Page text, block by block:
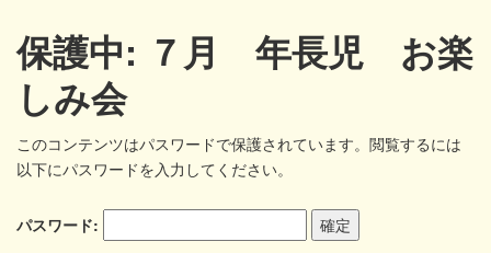
保護中: ７月 年長児 お楽
しみ会
このコンテンツはパスワードで保護されています。閲覧するには
以下にパスワードを入力してください。
パスワード: